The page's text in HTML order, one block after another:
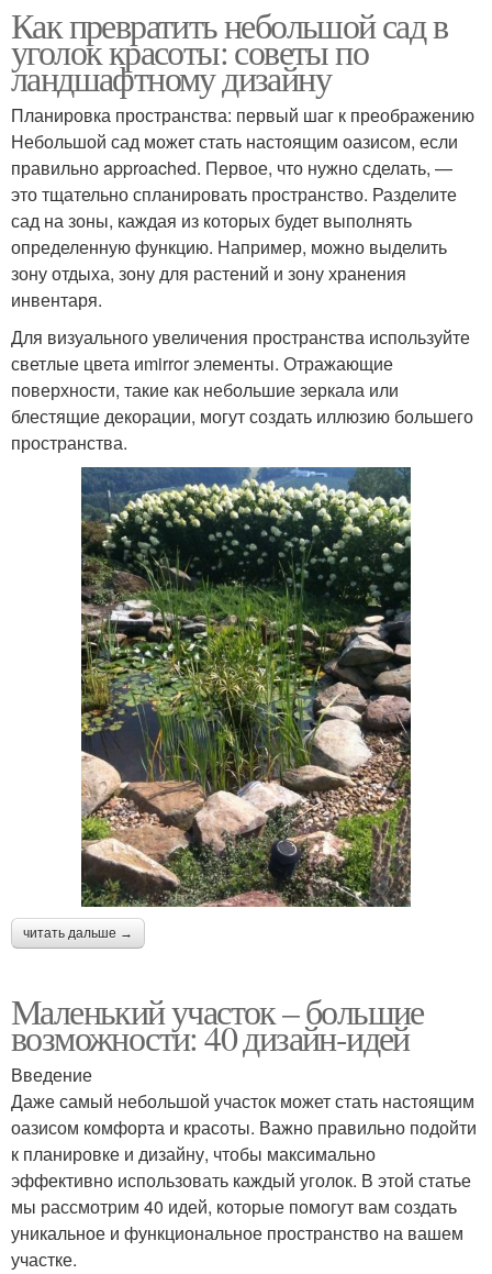
Как превратить небольшой сад в
уголок красоты: советы по
ландшафтному дизайну
Планировка пространства: первый шаг к преображению
Небольшой сад может стать настоящим оазисом, если
правильно approached. Первое, что нужно сделать, —
это тщательно спланировать пространство. Разделите
сад на зоны, каждая из которых будет выполнять
определенную функцию. Например, можно выделить
зону отдыха, зону для растений и зону хранения
инвентаря.
Для визуального увеличения пространства используйте
светлые цвета иmirror элементы. Отражающие
поверхности, такие как небольшие зеркала или
блестящие декорации, могут создать иллюзию большего
пространства.
читать дальше →
Маленький участок – большие
возможности: 40 дизайн-идей
Введение
Даже самый небольшой участок может стать настоящим
оазисом комфорта и красоты. Важно правильно подойти
к планировке и дизайну, чтобы максимально
эффективно использовать каждый уголок. В этой статье
мы рассмотрим 40 идей, которые помогут вам создать
уникальное и функциональное пространство на вашем
участке.